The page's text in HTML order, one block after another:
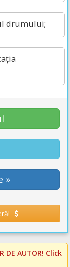
drumului;
»
DE AUTOR! Click